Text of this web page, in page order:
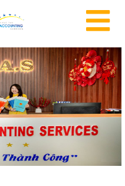
nghiệp
Thuế
nghiệp